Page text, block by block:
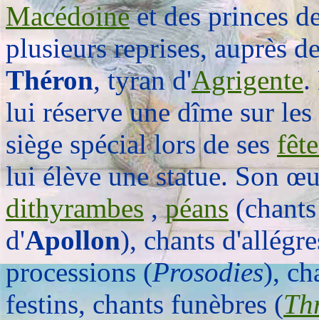
Macédoineet des princes
plusieurs reprises, auprès
Théron, tyran d'Agrigente.
lui réserve une dîme sur les
siège spécial lors de ses
lui élève une statue. Son
dithyrambes ,péans
d'Apollon), chants
processions (Prosodies),
festins, chants funèbres (